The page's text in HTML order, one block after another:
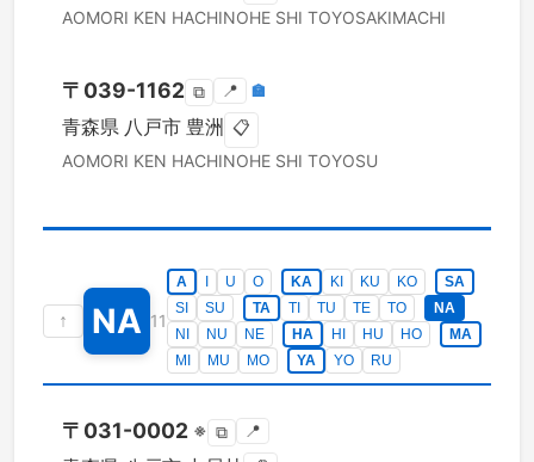
AOMORI KEN HACHINOHE SHI TOYOSAKIMACHI
〒 039-1162 ⧉ 📍 🏣
青森県 八戸市 豊洲 📋
AOMORI KEN HACHINOHE SHI TOYOSU
↑ NA 11
A U O KA KI KU KO
SA
SI
SU TA TI TU TE TO
NA
NI
NU NE HA HI HU HO
MA
MI
MU MO YA YO RU
〒 031-0002 ※ ⧉ 📍